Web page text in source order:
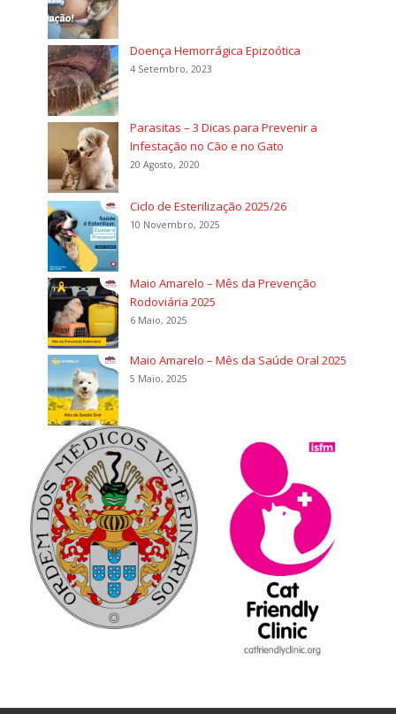
Doença Hemorrágica Epizoótica
4 Setembro, 2023
Parasitas – 3 Dicas para Prevenir a
Infestação no Cão e no Gato
20 Agosto, 2020
Ciclo de Esterilização 2025/26
10 Novembro, 2025
Maio Amarelo – Mês da Prevenção
Rodoviária 2025
6 Maio, 2025
Maio Amarelo – Mês da Saúde Oral 2025
5 Maio, 2025